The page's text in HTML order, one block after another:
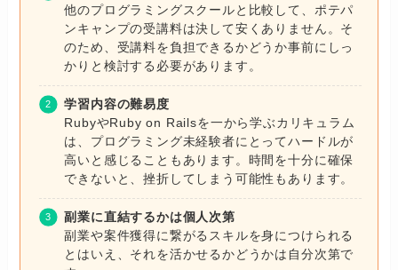
他のプログラミングスクールと比較して、ポテパ
ンキャンプの受講料は決して安くありません。そ
のため、受講料を負担できるかどうか事前にしっ
かりと検討する必要があります。
学習内容の難易度
RubyやRuby on Railsを一から学ぶカリキュラム
は、プログラミング未経験者にとってハードルが
高いと感じることもあります。時間を十分に確保
できないと、挫折してしまう可能性もあります。
副業に直結するかは個人次第
副業や案件獲得に繋がるスキルを身につけられる
とはいえ、それを活かせるかどうかは自分次第で